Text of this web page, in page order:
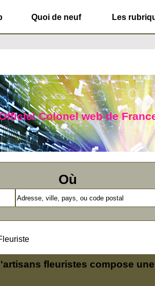
Quoi de neuf Les
Colonel web de
Où
fleuristes compose